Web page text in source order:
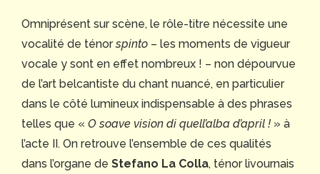
Omniprésent sur scène, le rôle-titre nécessite une
vocalité de ténorspinto – les moments de vigueur
vocale y sont en effet nombreux ! – non dépourvue
de l’art belcantiste du chant nuancé, en particulier
dans le côté lumineux indispensable à des phrases
telles que « O soave vision di quell’alba d’april ! » à
l’acte II. On retrouve l’ensemble de ces qualités
dans l’organe de Stefano La Colla, ténor livournais